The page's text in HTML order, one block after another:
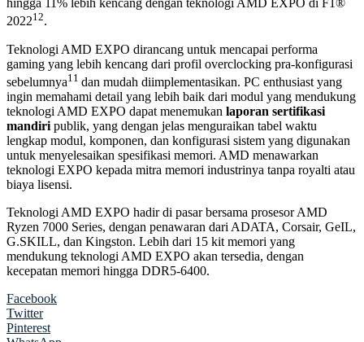
hingga 11% lebih kencang dengan teknologi AMD EXPO di F1®
202212.
Teknologi AMD EXPO dirancang untuk mencapai performa
gaming yang lebih kencang dari profil overclocking pra-konfigurasi
sebelumnya11 dan mudah diimplementasikan. PC enthusiast yang
ingin memahami detail yang lebih baik dari modul yang mendukung
teknologi AMD EXPO dapat menemukan laporan sertifikasi
mandiri publik, yang dengan jelas menguraikan tabel waktu
lengkap modul, komponen, dan konfigurasi sistem yang digunakan
untuk menyelesaikan spesifikasi memori. AMD menawarkan
teknologi EXPO kepada mitra memori industrinya tanpa royalti atau
biaya lisensi.
Teknologi AMD EXPO hadir di pasar bersama prosesor AMD
Ryzen 7000 Series, dengan penawaran dari ADATA, Corsair, GeIL,
G.SKILL, dan Kingston. Lebih dari 15 kit memori yang
mendukung teknologi AMD EXPO akan tersedia, dengan
kecepatan memori hingga DDR5-6400.
Facebook
Twitter
Pinterest